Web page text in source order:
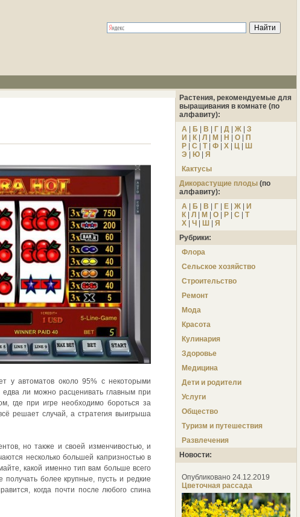
Растения, рекомендуемые для
выращивания в комнате (по
алфавиту):
А
Б В Г Д Ж
З
И
К Л М Н О
П
Р
С Т| Ф Х Ц
Ш
Э
Ю
Я
Кактусы
Дикорастущие плоды (по
алфавиту):
А
Б В Г Е Ж
И
К
Л М О Р С
Т
Х
Ч Ш
Я
Рубрики:
Флора
Сельское хозяйство
Строительство
Ремонт
Мода
Красота
Кулинария
Здоровье
Медицина
Дети и родители
Услуги
Общество
Туризм и путешествия
Развлечения
Новости:
Опубликовано 24.12.2019
Цветочная рассада
у автоматов около 95% с некоторыми
ли можно расценивать главным при
где при игре необходимо бороться за
решает случай, а стратегия выигрыша
но также и своей изменчивостью, и
несколько большей капризностью в
какой именно тип вам больше всего
более крупные, пусть и редкие
когда почти после любого спина